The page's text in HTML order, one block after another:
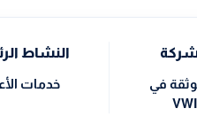
في
النشاط
خدمات